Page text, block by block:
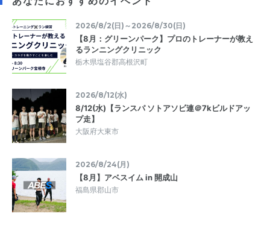
2026/8/2(日)～2026/8/30(日)
【8月：グリーンパーク】プロのトレーナーが教え
るランニングクリニック
栃木県塩谷郡高根沢町
2026/8/12(水)
8/12(水)【ランスパ ソトアソビ連＠7kビルドアッ
プ走】
大阪府大東市
2026/8/24(月)
【8月】アベスイム in 開成山
福島県郡山市